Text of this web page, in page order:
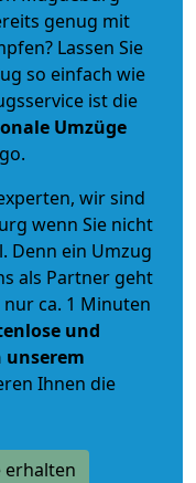
genug mit
Lassen Sie
so einfach wie
ist die
Umzüge
wir sind
wenn Sie nicht
Denn ein Umzug
als Partner geht
nur ca. 1 Minuten
und
unserem
Ihnen die
erhalten